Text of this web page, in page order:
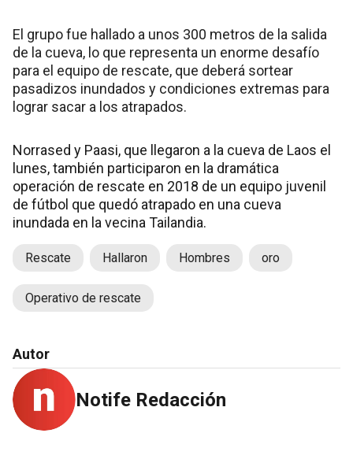
El grupo fue hallado a unos 300 metros de la salida
de la cueva, lo que representa un enorme desafío
para el equipo de rescate, que deberá sortear
pasadizos inundados y condiciones extremas para
lograr sacar a los atrapados.
Norrased y Paasi, que llegaron a la cueva de Laos el
lunes, también participaron en la dramática
operación de rescate en 2018 de un equipo juvenil
de fútbol que quedó atrapado en una cueva
inundada en la vecina Tailandia.
Rescate Hallaron Hombres oro
Operativo de rescate
Autor
Notife Redacción